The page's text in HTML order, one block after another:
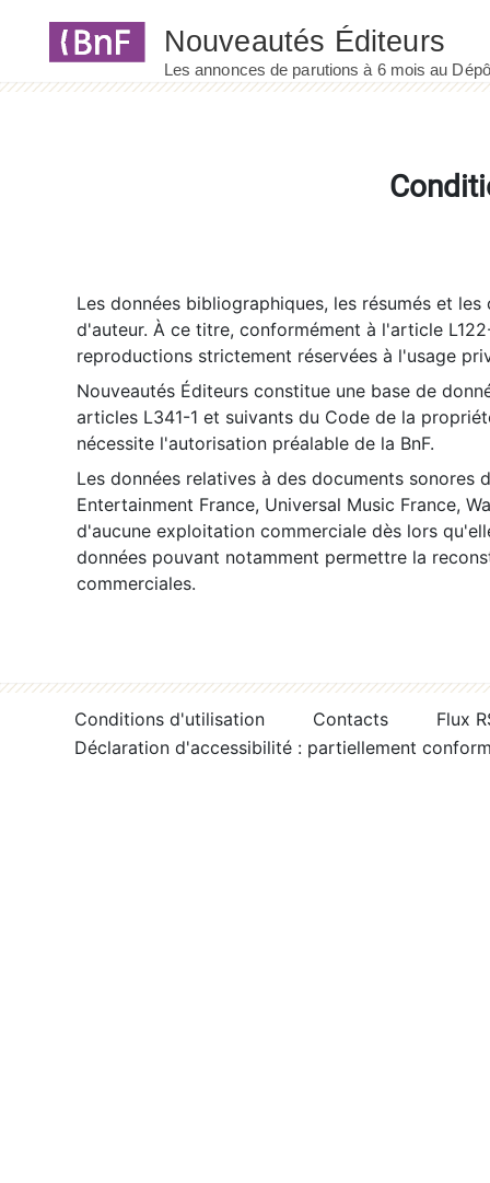
Les données bibliographiques, les résumés et
d'auteur. À ce titre, conformément à l'article
reproductions strictement réservées à l'usage
Nouveautés Éditeurs constitue une base de
articles L341-1 et suivants du Code de la
nécessite l'autorisation préalable de la BnF.
Les données relatives à des documents sonores
Entertainment France, Universal Music France,
d'aucune exploitation commerciale dès lors
données pouvant notamment permettre la
commerciales.
Conditions d'utilisation Contacts
Flux
Déclaration d'accessibilité : partiellement